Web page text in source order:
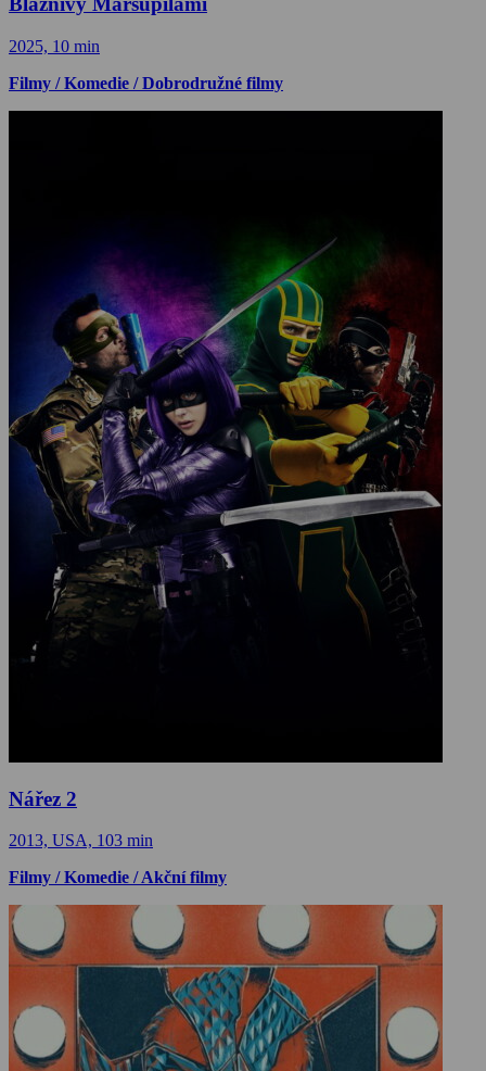
2025, 10 min
Filmy / Komedie / Dobrodružné filmy
Nářez 2
2013, USA, 103 min
Filmy / Komedie / Akční filmy